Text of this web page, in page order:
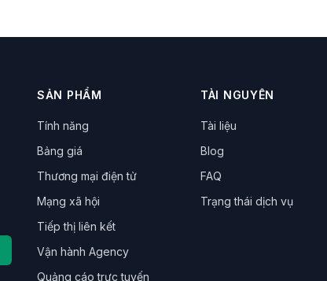
SẢN PHẨM
Tính năng
Bảng giá
Thương mại điện tử
Mạng xã hội
Tiếp thị liên kết
Vận hành Agency
Quảng cáo trực tuyến
TÀI NGUYÊN
Tài liệu
Blog
FAQ
Trạng thái dịch vụ